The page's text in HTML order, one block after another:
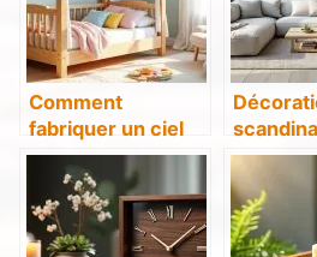
Comment
fabriquer un ciel
de lit cabane en
bois pour une
chambre enfantine
clair